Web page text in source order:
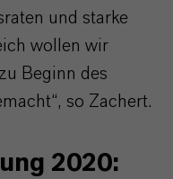
und starke
wollen wir
Beginn des
so Zachert.
2020: